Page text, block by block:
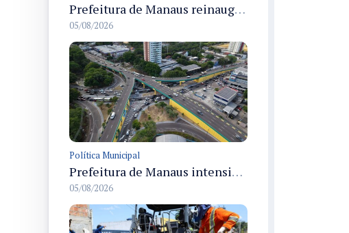
Prefeitura de Manaus reinaugura o Velódromo Professora Alzira Campos e entrega espaço esportivo totalmente revitalizado
05/08/2026
Política Municipal
Prefeitura de Manaus intensifica obras de modernização no viaduto Miguel Arraes para ampliar segurança e acessibilidade na região
05/08/2026